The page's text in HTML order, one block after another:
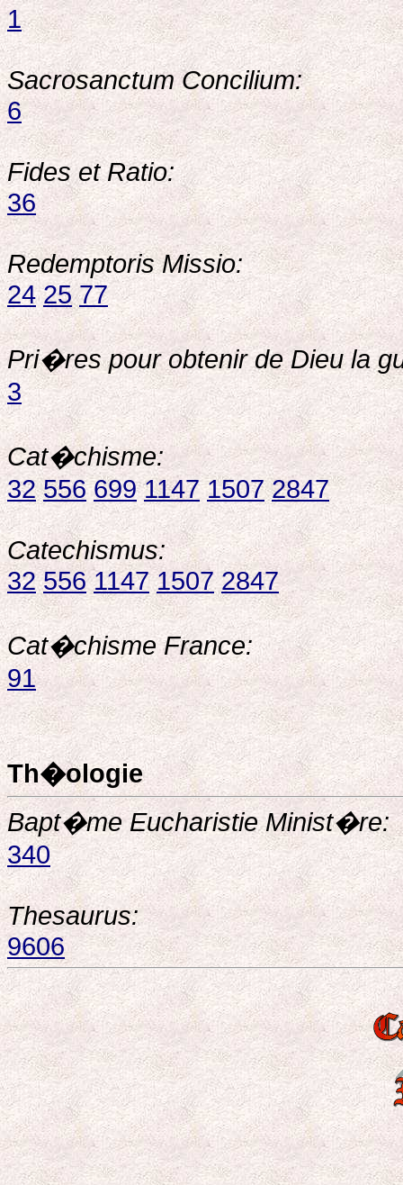
1
Sacrosanctum Concilium:
6
Fides et Ratio:
36
Redemptoris Missio:
24 25 77
Pri�res pour obtenir de Dieu la
3
Cat�chisme:
32 556 699 1147 1507 2847
Catechismus:
32 556 1147 1507 2847
Cat�chisme France:
91
Th�ologie
Bapt�me Eucharistie Minist�re:
340
Thesaurus:
9606